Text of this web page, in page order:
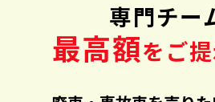
専門チー
最高額をご